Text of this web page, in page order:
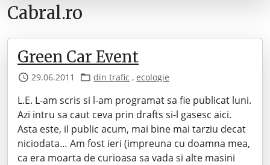
Cabral.ro
Green Car Event
29.06.2011 din trafic ,ecologie
L.E. L-am scris si l-am programat sa fie publicat luni.
Azi intru sa caut ceva prin drafts si-l gasesc aici.
Asta este, il public acum, mai bine mai tarziu decat
niciodata… Am fost ieri (impreuna cu doamna mea,
ca era moarta de curioasa sa vada si alte masini